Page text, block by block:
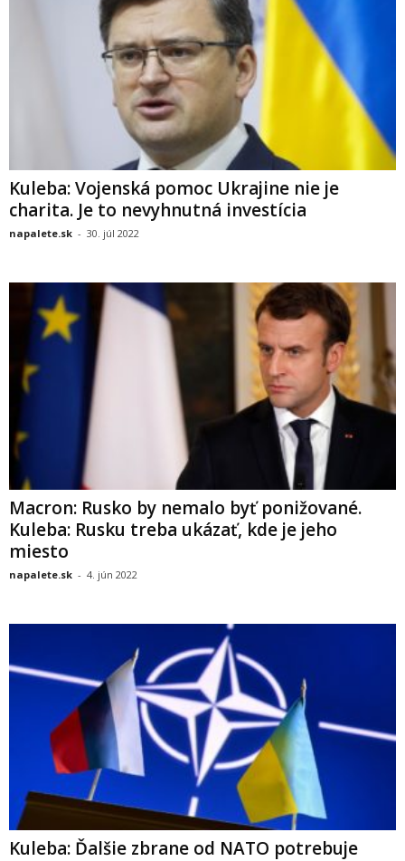
Kuleba: Vojenská pomoc Ukrajine nie je
charita. Je to nevyhnutná investícia
napalete.sk - 30. júl 2022
Macron: Rusko by nemalo byť ponižované.
Kuleba: Rusku treba ukázať, kde je jeho
miesto
napalete.sk - 4. jún 2022
Kuleba: Ďalšie zbrane od NATO potrebuje